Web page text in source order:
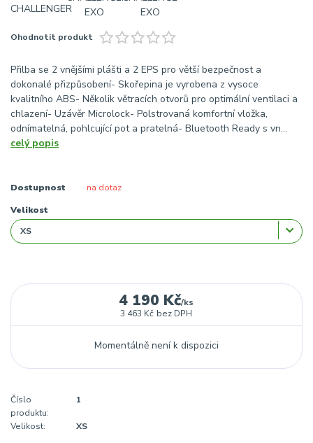
Ohodnotit produkt
Přilba se 2 vnějšími plášti a 2 EPS pro větší bezpečnost a
dokonalé přizpůsobení- Skořepina je vyrobena z vysoce
kvalitního ABS- Několik větracích otvorů pro optimální ventilaci a
chlazení- Uzávěr Microlock- Polstrovaná komfortní vložka,
odnímatelná, pohlcující pot a pratelná- Bluetooth Ready s vn...
celý popis
Dostupnost na dotaz
Velikost
4 190 Kč/ks
3 463 Kč bez DPH
Momentálně není k dispozici
Číslo
produktu:
1
Velikost: XS